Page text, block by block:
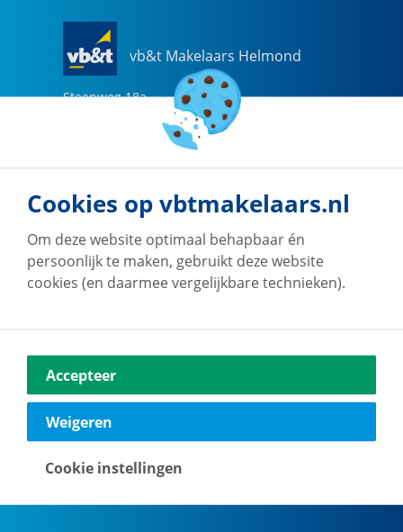
vb&t Makelaars Helmond
Steenweg 18a
helmond@vbtmakelaars.nl
Naar vestiging
Vestdijk 180
5611 CZ Eindhoven
040-2696949
Cookies op vbtmakelaars.nl
Om deze website optimaal behapbaar én
persoonlijk te maken, gebruikt deze website
cookies (en daarmee vergelijkbare technieken).
Accepteer
Weigeren
Cookie instellingen